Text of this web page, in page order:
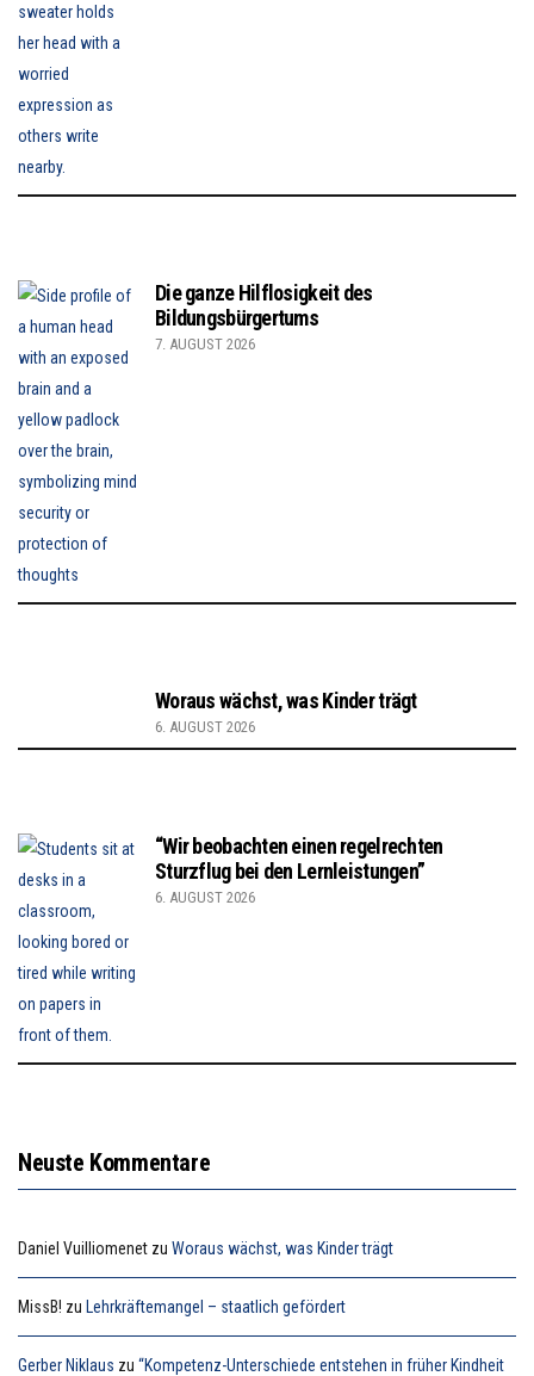
Die ganze Hilflosigkeit des
Bildungsbürgertums
7. AUGUST 2026
Woraus wächst, was Kinder trägt
6. AUGUST 2026
“Wir beobachten einen regelrechten
Sturzflug bei den Lernleistungen”
6. AUGUST 2026
Neuste Kommentare
Daniel Vuilliomenet zu Woraus wächst, was Kinder trägt
MissB! zu Lehrkräftemangel – staatlich gefördert
Gerber Niklaus zu “Kompetenz-Unterschiede entstehen in früher Kindheit